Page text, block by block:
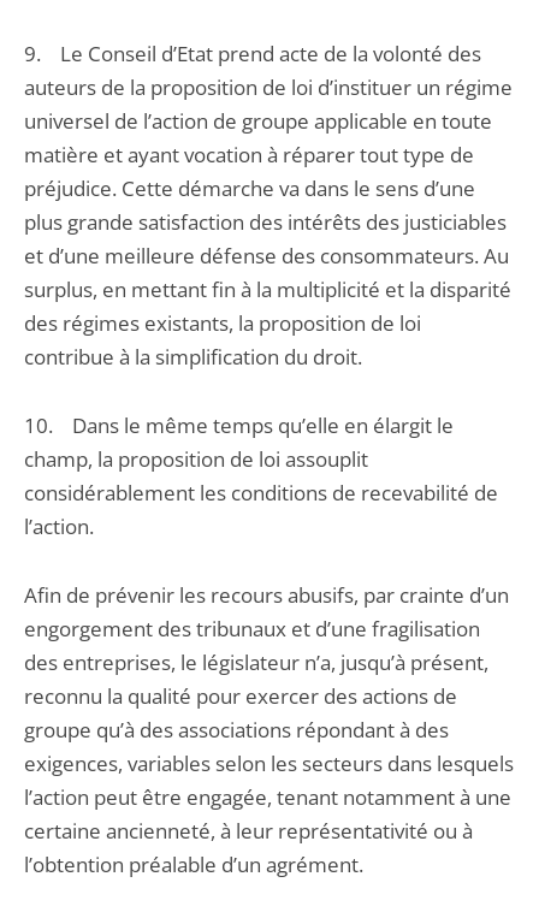
9. Le Conseil d’Etat prend acte de la volonté des
auteurs de la proposition de loi d’instituer un régime
universel de l’action de groupe applicable en toute
matière et ayant vocation à réparer tout type de
préjudice. Cette démarche va dans le sens d’une
plus grande satisfaction des intérêts des justiciables
et d’une meilleure défense des consommateurs. Au
surplus, en mettant fin à la multiplicité et la disparité
des régimes existants, la proposition de loi
contribue à la simplification du droit.
10. Dans le même temps qu’elle en élargit le
champ, la proposition de loi assouplit
considérablement les conditions de recevabilité de
l’action.
Afin de prévenir les recours abusifs, par crainte d’un
engorgement des tribunaux et d’une fragilisation
des entreprises, le législateur n’a, jusqu’à présent,
reconnu la qualité pour exercer des actions de
groupe qu’à des associations répondant à des
exigences, variables selon les secteurs dans lesquels
l’action peut être engagée, tenant notamment à une
certaine ancienneté, à leur représentativité ou à
l’obtention préalable d’un agrément.